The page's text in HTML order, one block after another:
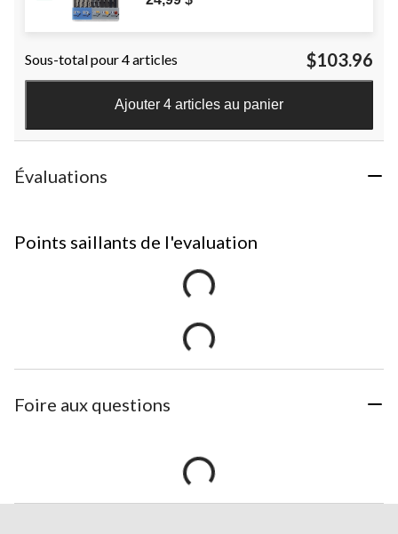
Sous-total pour 4 articles $103.96
Ajouter 4 articles au panier
Évaluations
Points saillants de l'evaluation
Foire aux questions